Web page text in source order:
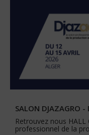
SALON DJAZAGRO
Retrouvez nous
professionnel de la